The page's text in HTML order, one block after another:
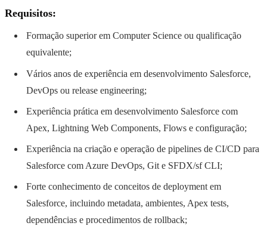
Requisitos:
Formação superior em Computer Science ou qualificação
equivalente;
Vários anos de experiência em desenvolvimento Salesforce,
DevOps ou release engineering;
Experiência prática em desenvolvimento Salesforce com
Apex, Lightning Web Components, Flows e configuração;
Experiência na criação e operação de pipelines de CI/CD para
Salesforce com Azure DevOps, Git e SFDX/sf CLI;
Forte conhecimento de conceitos de deployment em
Salesforce, incluindo metadata, ambientes, Apex tests,
dependências e procedimentos de rollback;